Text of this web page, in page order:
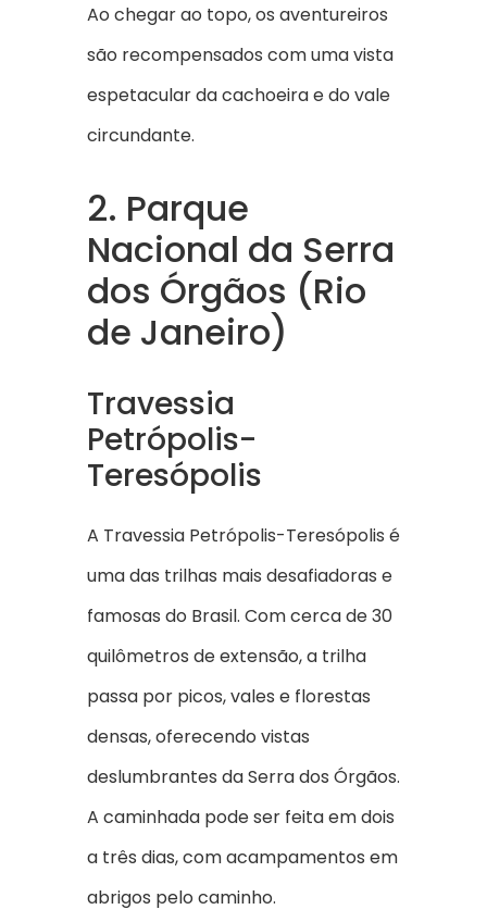
Ao chegar ao topo, os aventureiros
são recompensados com uma vista
espetacular da cachoeira e do vale
circundante.
2. Parque
Nacional da Serra
dos Órgãos (Rio
de Janeiro)
Travessia
Petrópolis-
Teresópolis
A Travessia Petrópolis-Teresópolis é
uma das trilhas mais desafiadoras e
famosas do Brasil. Com cerca de 30
quilômetros de extensão, a trilha
passa por picos, vales e florestas
densas, oferecendo vistas
deslumbrantes da Serra dos Órgãos.
A caminhada pode ser feita em dois
a três dias, com acampamentos em
abrigos pelo caminho.